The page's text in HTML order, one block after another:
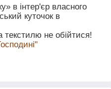
в інтер'єр власного
куточок в
текстилю не обійтися!